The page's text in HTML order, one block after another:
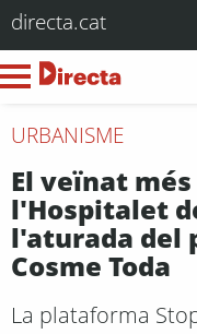
directa.cat
URBANISME
El veïnat
l'Hospitalet
l'aturada del
Cosme Toda
La plataforma